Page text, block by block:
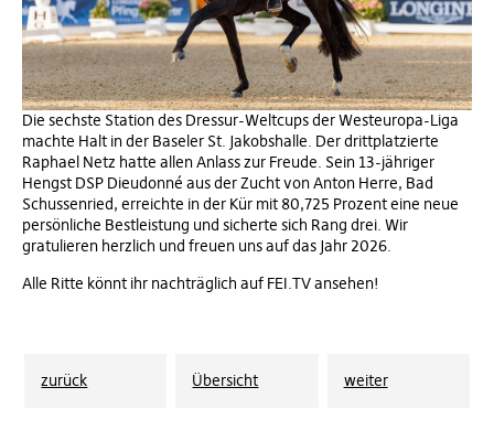
Die sechste Station des Dressur-Weltcups der Westeuropa-Liga
machte Halt in der Baseler St. Jakobshalle. Der drittplatzierte
Raphael Netz hatte allen Anlass zur Freude. Sein 13-jähriger
Hengst DSP Dieudonné aus der Zucht von Anton Herre, Bad
Schussenried, erreichte in der Kür mit 80,725 Prozent eine neue
persönliche Bestleistung und sicherte sich Rang drei. Wir
gratulieren herzlich und freuen uns auf das Jahr 2026.
Alle Ritte könnt ihr nachträglich auf FEI.TV ansehen!
zurück Übersicht weiter